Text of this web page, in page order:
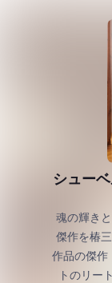
シュー
魂の輝き
傑作を椿
作品の傑作
トのリー